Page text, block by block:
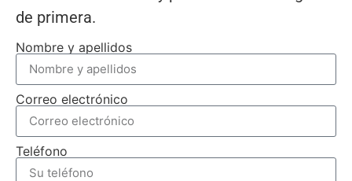
de primera.
Nombre y apellidos
Correo electrónico
Teléfono